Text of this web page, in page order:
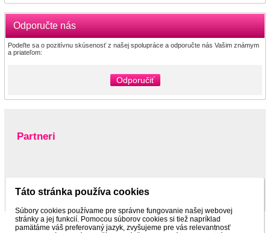
Odporučte nás
Podeľte sa o pozitívnu skúsenosť z našej spolupráce a odporučte nás Vašim známym
a priateľom:
Odporučiť
Partneri
Táto stránka používa cookies
Súbory cookies používame pre správne fungovanie našej webovej
stránky a jej funkcií. Pomocou súborov cookies si tiež napríklad
pamätáme váš preferovaný jazyk, zvyšujeme pre vás relevantnosť